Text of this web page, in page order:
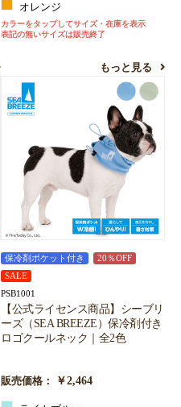
オレンジ
カラーをタップしてサイズ・在庫を表示
表記の無いサイズは販売終了
もっと見る
保冷剤ポケット付き
20％OFF
SALE
PSB1001
【公式ライセンス商品】シーブリ
ーズ（SEA BREEZE）保冷剤付き
ロゴクールネック｜全2色
販売価格： ￥2,464